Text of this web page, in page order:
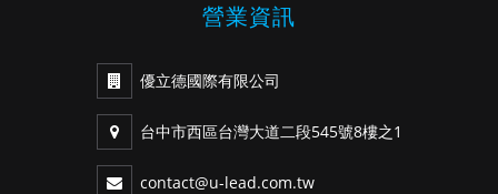
營業資訊
優立德國際有限公司
台中市西區台灣大道二段545號8樓之1
contact@u-lead.com.tw